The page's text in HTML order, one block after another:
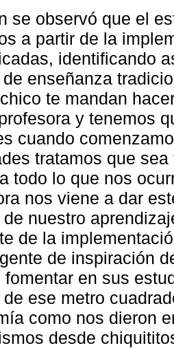
se observó que el
a partir de la
identificando
enseñanza
te mandan
y tenemos
cuando
tratamos que
todo lo que nos
nos viene a dar
nuestro
de la
de inspiración
fomentar en sus
de ese metro
como nos dieron
desde